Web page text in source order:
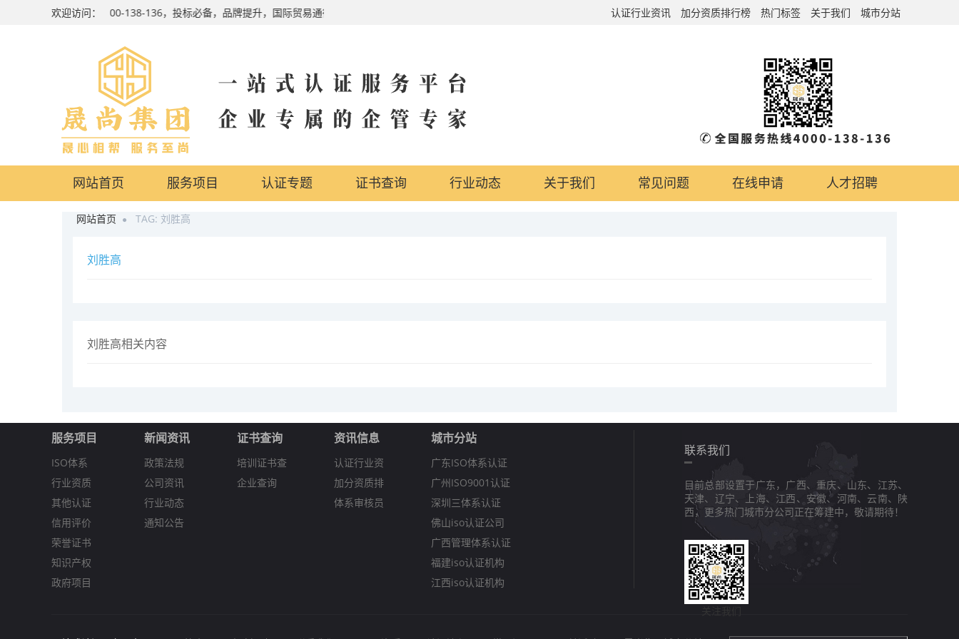
欢迎访问：
24小时咨询热线：4000-138-136，投标必备，品牌提升，国际贸易通行证，政府奖励，吸引投资，国内外实地办公地点，行业体系全覆盖认证行业资讯 加分资质排行榜 热门标签 关于我们 城市分站
网站首页 服务项目 认证专题 证书查询 行业动态 关于我们 常见问题 在线申请 人才招聘
网站首页 TAG: 刘胜高
刘胜高
刘胜高相关内容
服务项目
ISO体系
行业资质
其他认证
信用评价
荣誉证书
知识产权
政府项目
新闻资讯
政策法规
公司资讯
行业动态
通知公告
证书查询
培训证书查
企业查询
资讯信息
认证行业资
加分资质排
体系审核员
城市分站
广东ISO体系认证
广州ISO9001认证
深圳三体系认证
佛山iso认证公司
广西管理体系认证
福建iso认证机构
江西iso认证机构
联系我们
目前总部设置于广东，广西、重庆、山东、江苏、
天津、辽宁、上海、江西、安徽、河南、云南、陕
西，更多热门城市分公司正在筹建中，敬请期待！